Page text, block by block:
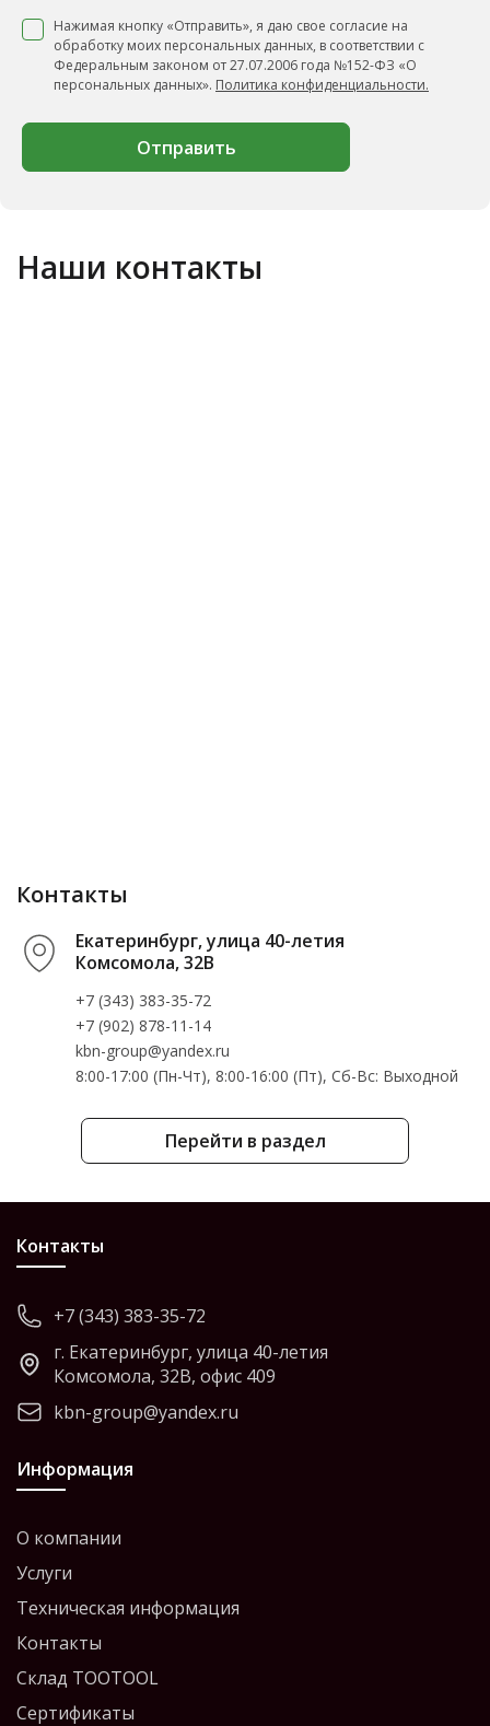
Нажимая кнопку «Отправить», я даю свое согласие на
обработку моих персональных данных, в соответствии с
Федеральным законом от 27.07.2006 года №152-ФЗ «О
персональных данных». Политика конфиденциальности.
Отправить
Наши контакты
Перейти в раздел
Контакты
Екатеринбург, улица 40-летия
Комсомола, 32В
+7 (343) 383-35-72
+7 (902) 878-11-14
kbn-group@yandex.ru
8:00-17:00 (Пн-Чт), 8:00-16:00 (Пт), Cб-Вс: Выходной
Контакты
+7 (343) 383-35-72
г. Екатеринбург, улица 40-летия
Комсомола, 32В, офис 409
kbn-group@yandex.ru
Информация
О компании
Услуги
Техническая информация
Контакты
Склад TOOTOOL
Сертификаты